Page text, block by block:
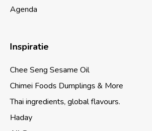
Agenda
Inspiratie
Chee Seng Sesame Oil
Chimei Foods Dumplings & More
Thai ingredients, global flavours.
Haday